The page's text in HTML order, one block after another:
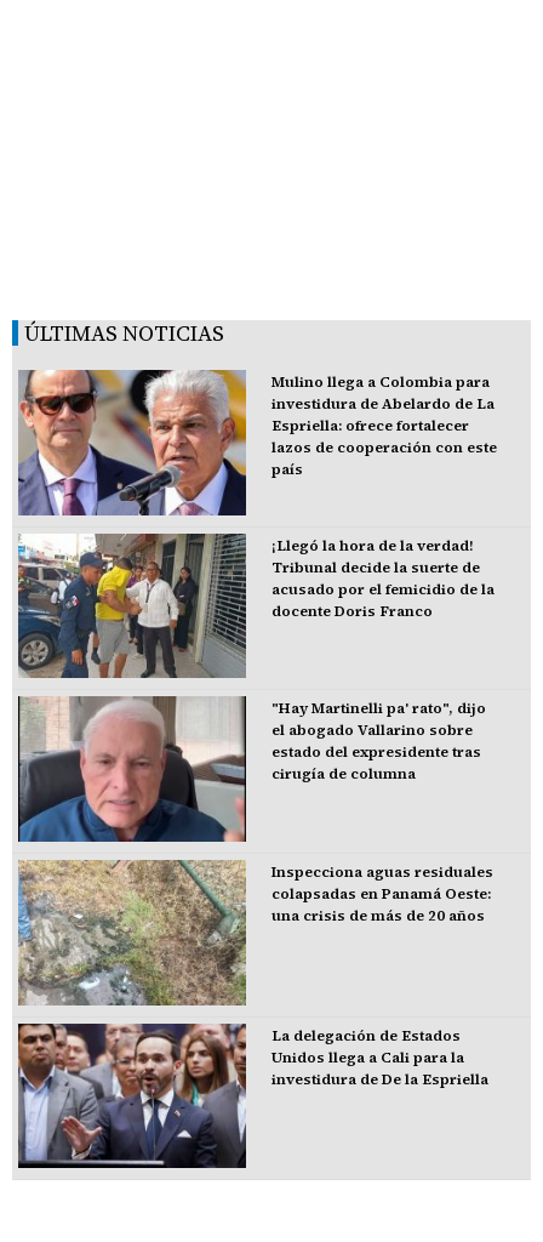
ÚLTIMAS NOTICIAS
Mulino llega a Colombia para
investidura de Abelardo de La
Espriella: ofrece fortalecer
lazos de cooperación con este
país
¡Llegó la hora de la verdad!
Tribunal decide la suerte de
acusado por el femicidio de la
docente Doris Franco
"Hay Martinelli pa' rato", dijo
el abogado Vallarino sobre
estado del expresidente tras
cirugía de columna
Inspecciona aguas residuales
colapsadas en Panamá Oeste:
una crisis de más de 20 años
La delegación de Estados
Unidos llega a Cali para la
investidura de De la Espriella